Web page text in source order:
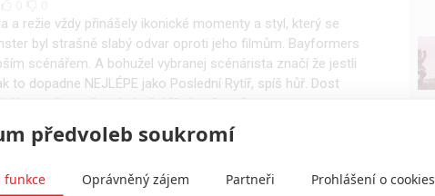
a režie vždy přinášely ikonické momenty a styl, který se
byl strašně slabý odvar oproti jeho filmům. Bayformers
scénářem. A bohužel vybranej scénárista značí že jestli
to dopadne NEJLÉPE jako Poslední Rytíř, spíš hůř. Dost
komedie, což se bohužel říkalo už o pětce.
předvoleb soukromí
funkce Oprávněný zájem Partneři Prohlášení o cookies